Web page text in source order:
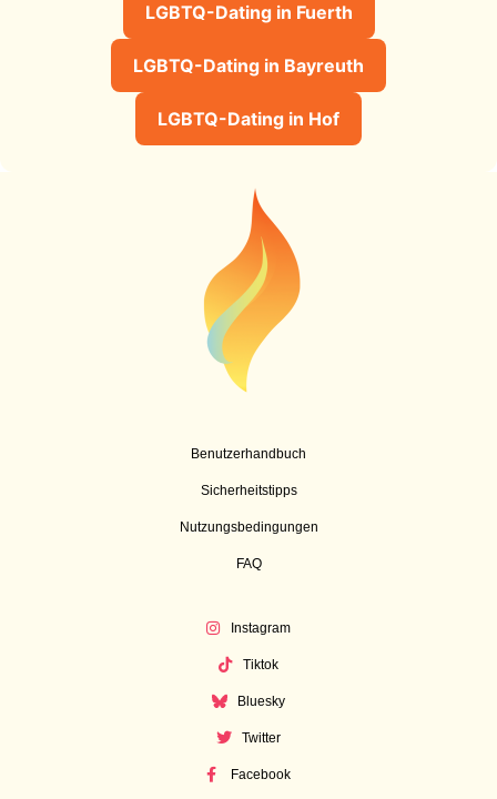
LGBTQ-Dating in Fuerth
LGBTQ-Dating in Bayreuth
LGBTQ-Dating in Hof
Benutzerhandbuch
Sicherheitstipps
Nutzungsbedingungen
FAQ
Instagram
Tiktok
Bluesky
Twitter
Facebook